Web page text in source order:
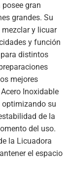
gran
grandes. Su
mezclar y licuar
y función
distintos
mejores
Inoxidable
optimizando su
de la
del uso.
la Licuadora
el espacio